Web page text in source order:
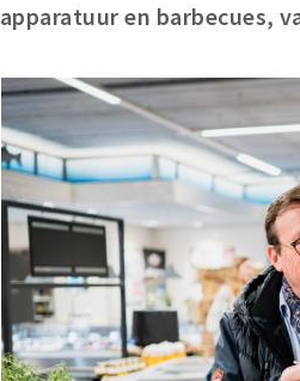
apparatuur en barbecues,